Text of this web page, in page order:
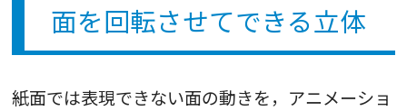
面を回転させてできる立体
紙面では表現できない面の動きを，アニメーショ